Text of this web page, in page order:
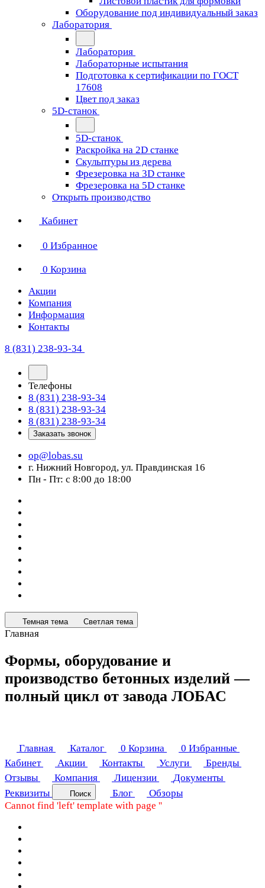
Оборудование под индивидуальный заказ
Лаборатория
Лаборатория
Лабораторные испытания
Подготовка к сертификации по ГОСТ
17608
Цвет под заказ
5D-станок
5D-станок
Раскройка на 2D станке
Скульптуры из дерева
Фрезеровка на 3D станке
Фрезеровка на 5D станке
Открыть производство
Кабинет
0 Избранное
0 Корзина
Акции
Компания
Информация
Контакты
8 (831) 238-93-34
Телефоны
8 (831) 238-93-34
8 (831) 238-93-34
8 (831) 238-93-34
Заказать звонок
op@lobas.su
г. Нижний Новгород, ул. Правдинская 16
Пн - Пт: с 8:00 до 18:00
Темная тема Светлая тема
Главная
Формы, оборудование и
производство бетонных изделий —
полный цикл от завода ЛОБАС
Главная Каталог 0 Корзина 0 Избранные
Кабинет
Акции Контакты Услуги
Бренды
Отзывы
Компания Лицензии
Документы
Реквизиты
Поиск Блог
Обзоры
Cannot find 'left' template with page ''